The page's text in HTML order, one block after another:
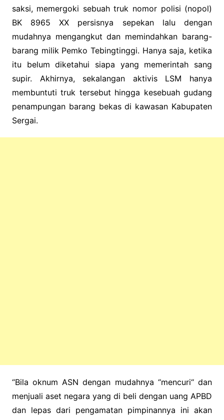
saksi, memergoki sebuah truk nomor polisi (nopol)
BK 8965 XX persisnya sepekan lalu dengan
mudahnya mengangkut dan memindahkan barang-
barang milik Pemko Tebingtinggi. Hanya saja, ketika
itu belum diketahui siapa yang memerintah sang
supir. Akhirnya, sekalangan aktivis LSM hanya
membuntuti truk tersebut hingga kesebuah gudang
penampungan barang bekas di kawasan Kabupaten
Sergai.
“Bila oknum ASN dengan mudahnya “mencuri“ dan
menjuali aset negara yang di beli dengan uang APBD
dan lepas dari pengamatan pimpinannya ini akan